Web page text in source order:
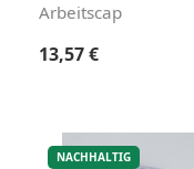
Arbeitscap
Regulärer Preis:
13,57 €
NACHHALTIG